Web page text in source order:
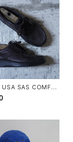
USA SAS COMFO
SHOES